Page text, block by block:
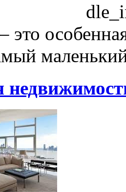
это